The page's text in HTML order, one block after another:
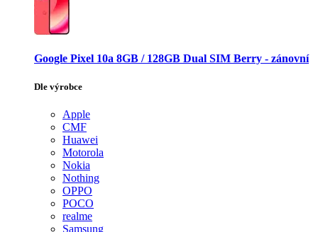
Google Pixel 10a 8GB / 128GB Dual SIM Berry - zánovní
Dle výrobce
Apple
CMF
Huawei
Motorola
Nokia
Nothing
OPPO
POCO
realme
Samsung